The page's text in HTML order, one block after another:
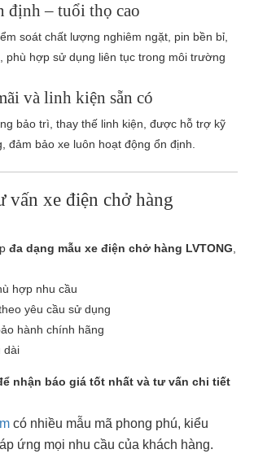
định – tuổi thọ cao
soát chất lượng nghiêm ngặt, pin bền bỉ,
phù hợp sử dụng liên tục trong môi trường
và linh kiện sẵn có
bảo trì, thay thế linh kiện, được hỗ trợ kỹ
đảm bảo xe luôn hoạt động ổn định.
vấn xe điện chở hàng
đa dạng mẫu xe điện chở hàng LVTONG
hợp nhu cầu
yêu cầu sử dụng
hành chính hãng
dài
nhận báo giá tốt nhất và tư vấn chi tiết
có nhiều mẫu mã phong phú, kiểu
ứng mọi nhu cầu của khách hàng.